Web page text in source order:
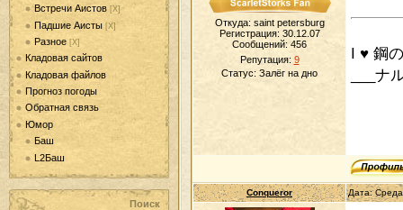
Встречи Аистов [Х]
Падшие Аисты [Х]
Разное [Х]
Кладовая сайтов
Кладовая файлов
Прогноз погоды
Обратная связь
Юмор
Баш
L2Баш
Поиск
Откуда: saint petersburg
Регистрация: 30.12.07
Сообщений: 456
Репутация: 9
Статус: Залёг на дно
I ♥ 鋼
___ナ
Conqueror Дата: